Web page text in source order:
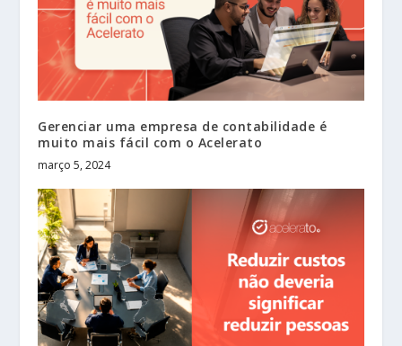
Gerenciar uma empresa de contabilidade é
muito mais fácil com o Acelerato
março 5, 2024